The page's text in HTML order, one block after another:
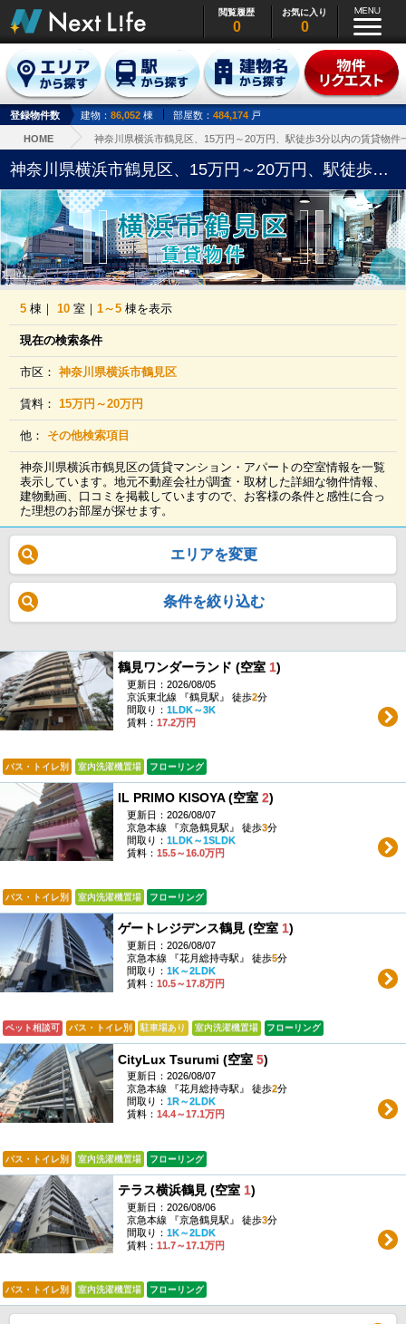
閲覧履歴
0
お気に入り
0
登録物件数 建物： 86,052 棟 部屋数： 484,174 戸
HOME 神奈川県横浜市鶴見区、15万円～20万円、駅徒歩3分以内の賃貸物件
神奈川県横浜市鶴見区、15万円～20万円、駅徒歩3分以内の賃貸物件一覧
5 棟｜10 室｜1～5 棟を表示
現在の検索条件
市区：神奈川県横浜市鶴見区
賃料：15万円～20万円
他： その他検索項目
神奈川県横浜市鶴見区の賃貸マンション・アパートの空室情報を一覧
表示しています。地元不動産会社が調査・取材した詳細な物件情報、
建物動画、口コミを掲載していますので、お客様の条件と感性に合っ
た理想のお部屋が探せます。
エリアを変更
条件を絞り込む
鶴見ワンダーランド (空室 1)
更新日：2026/08/05
京浜東北線 『鶴見駅』 徒歩2分
間取り： 1LDK～3K
賃料： 17.2万円
バス・トイレ別 室内洗濯機置場 フローリング
IL PRIMO KISOYA (空室 2)
更新日：2026/08/07
京急本線 『京急鶴見駅』 徒歩3分
間取り： 1LDK～1SLDK
賃料： 15.5～16.0万円
バス・トイレ別 室内洗濯機置場 フローリング
ゲートレジデンス鶴見 (空室 1)
更新日：2026/08/07
京急本線 『花月総持寺駅』 徒歩5分
間取り： 1K～2LDK
賃料： 10.5～17.8万円
ペット相談可 バス・トイレ別 駐車場あり 室内洗濯機置場 フローリング
CityLux Tsurumi (空室 5)
更新日：2026/08/07
京急本線 『花月総持寺駅』 徒歩2分
間取り： 1R～2LDK
賃料： 14.4～17.1万円
バス・トイレ別 室内洗濯機置場 フローリング
テラス横浜鶴見 (空室 1)
更新日：2026/08/06
京急本線 『京急鶴見駅』 徒歩3分
間取り： 1K～2LDK
賃料： 11.7～17.1万円
バス・トイレ別 室内洗濯機置場 フローリング